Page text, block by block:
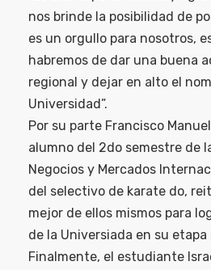
nos brinde la posibilidad de
es un orgullo para nosotros,
habremos de dar una buena
regional y dejar en alto el
Universidad”.
Por su parte Francisco
alumno del 2do semestre de
Negocios y Mercados
del selectivo de karate do,
mejor de ellos mismos para
de la Universiada en su etapa
Finalmente, el estudiante